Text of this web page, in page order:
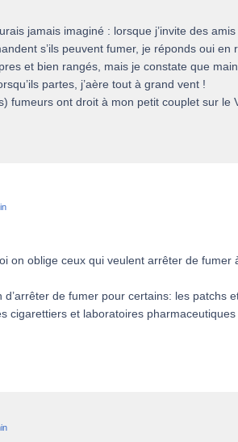
jamais imaginé : lorsque j’invite des
s’ils peuvent fumer, je réponds oui en
et bien rangés, mais je constate que
partes, j’aère tout à grand vent !
fumeurs ont droit à mon petit couplet sur le
on oblige ceux qui veulent arrêter de fumer
d’arrêter de fumer pour certains: les patchs
cigarettiers et laboratoires